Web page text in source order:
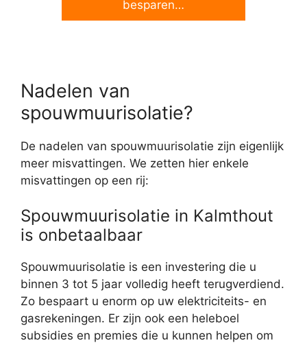
besparen…
Nadelen van
spouwmuurisolatie?
De nadelen van spouwmuurisolatie zijn eigenlijk
meer misvattingen. We zetten hier enkele
misvattingen op een rij:
Spouwmuurisolatie in Kalmthout
is onbetaalbaar
Spouwmuurisolatie is een investering die u
binnen 3 tot 5 jaar volledig heeft terugverdiend.
Zo bespaart u enorm op uw elektriciteits- en
gasrekeningen. Er zijn ook een heleboel
subsidies en premies die u kunnen helpen om